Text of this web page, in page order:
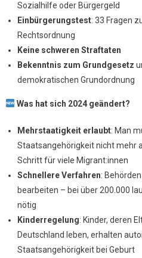
Sozialhilfe oder Bürgergeld
Einbürgerungstest: 33 Fragen
Rechtsordnung
Keine schweren Straftaten
Bekenntnis zum Grundgesetz
demokratischen Grundordnung
Was hat sich 2024 geändert?
Mehrstaatigkeit erlaubt: Man
Staatsangehörigkeit nicht mehr
Schritt für viele Migrant:innen
Schnellere Verfahren:
bearbeiten – bei über 200.000
nötig
Kinderregelung: Kinder, deren
Deutschland leben, erhalten
Staatsangehörigkeit bei Geburt